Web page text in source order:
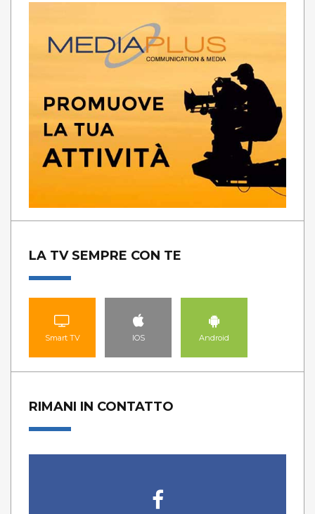
LA TV SEMPRE CON TE
Smart TV IOS Android
RIMANI IN CONTATTO